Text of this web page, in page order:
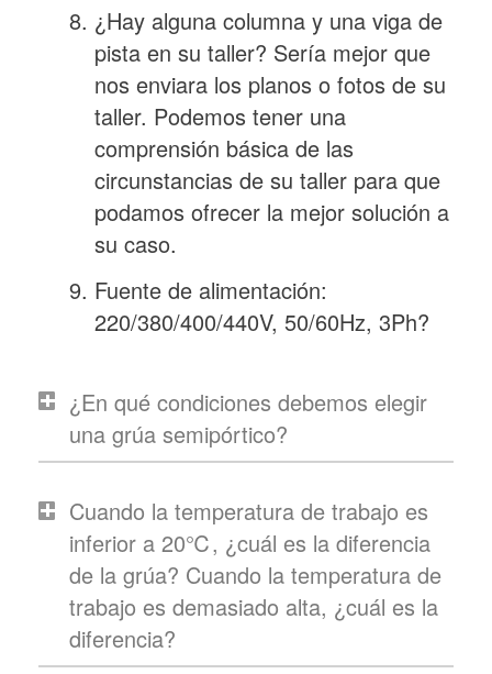
¿Hay alguna columna y una viga de
pista en su taller? Sería mejor que
nos enviara los planos o fotos de su
taller. Podemos tener una
comprensión básica de las
circunstancias de su taller para que
podamos ofrecer la mejor solución a
su caso.
Fuente de alimentación:
220/380/400/440V, 50/60Hz, 3Ph?
¿En qué condiciones debemos elegir
una grúa semipórtico?
Cuando la temperatura de trabajo es
inferior a 20℃, ¿cuál es la diferencia
de la grúa? Cuando la temperatura de
trabajo es demasiado alta, ¿cuál es la
diferencia?